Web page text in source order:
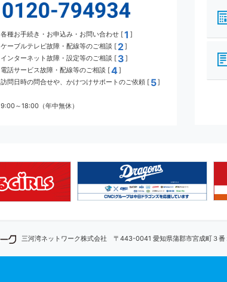
各種お手続き・お申込み・お問い合わせ [1 ]
ケーブルテレビ故障・配線等のご相談 [ 2]
インターネット故障・設定等のご相談 [ 3 ]
電話サービス故障・配線等のご相談 [4]
訪問日時の問合せや、かけつけサポートのご依頼 [ 5]
9:00～18:00（年中無休）
三河湾ネットワーク株式会社 〒443-0041 愛知県蒲郡市宮成町３番